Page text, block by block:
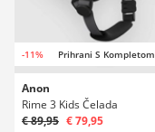
-11% Prihrani S Kompletom
Anon
Rime 3 Kids Čelada
€ 89,95 € 79,95